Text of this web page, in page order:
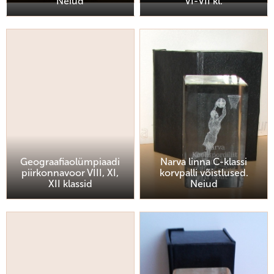
Geograafiaolümpiaadi
piirkonnavoor VIII, XI,
XII klassid
Narva linna C-klassi
korvpalli võistlused.
Neiud